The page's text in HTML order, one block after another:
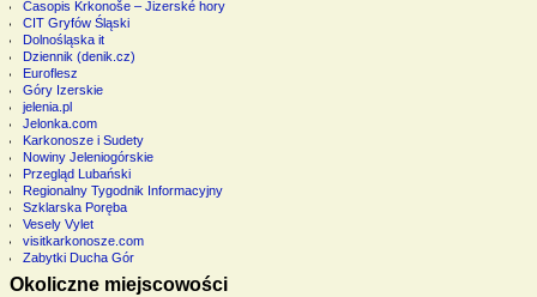
Časopis Krkonoše – Jizerské hory
CIT Gryfów Śląski
Dolnośląska it
Dziennik (denik.cz)
Euroflesz
Góry Izerskie
jelenia.pl
Jelonka.com
Karkonosze i Sudety
Nowiny Jeleniogórskie
Przegląd Lubański
Regionalny Tygodnik Informacyjny
Szklarska Poręba
Vesely Vylet
visitkarkonosze.com
Zabytki Ducha Gór
Okoliczne miejscowości